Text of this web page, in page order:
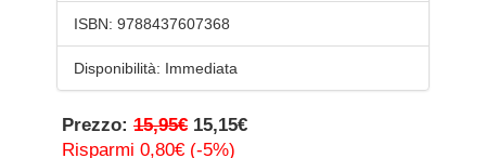
ISBN: 9788437607368
Disponibilità: Immediata
Prezzo: 15,95€ 15,15€
Risparmi 0,80€ (-5%)